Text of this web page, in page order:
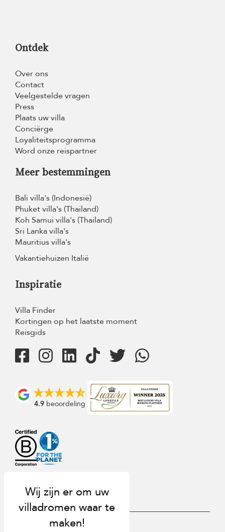
Ontdek
Over ons
Contact
Veelgestelde vragen
Press
Plaats uw villa
Conciërge
Loyaliteitsprogramma
Word onze reispartner
Meer bestemmingen
Bali villa's (Indonesië)
Phuket villa's (Thailand)
Koh Samui villa's (Thailand)
Sri Lanka villa's
Mauritius villa's
Vakantiehuizen Italië
Inspiratie
Villa Finder
Kortingen op het laatste moment
Reisgids
4.9 beoordeling